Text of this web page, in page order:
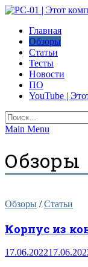
Skip
content
PC-01 | Этот
Компьютерные
Главная
Обзоры
Статьи
Тесты
Новости
ПО
YouTube |
Найти:
Main Menu
Обзоры
Обзоры /Статьи
Корпус из
17.06.2022